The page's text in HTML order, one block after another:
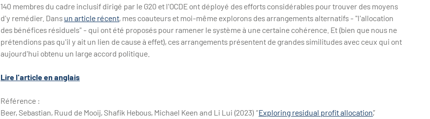
140 membres du cadre inclusif dirigé par le G20 et l'OCDE ont déployé des efforts considérables pour trouver des moyens
d'y remédier. Dans un article récent, mes coauteurs et moi-même explorons des arrangements alternatifs - "l'allocation
des bénéfices résiduels" - qui ont été proposés pour ramener le système à une certaine cohérence. Et (bien que nous ne
prétendions pas qu'il y ait un lien de cause à effet), ces arrangements présentent de grandes similitudes avec ceux qui ont
aujourd'hui obtenu un large accord politique.
Lire l'article en anglais
Référence :
Beer, Sebastian, Ruud de Mooij, Shafik Hebous, Michael Keen and Li Lui (2023) “Exploring residual profit allocation,”